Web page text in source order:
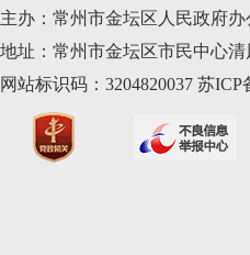
主办：常州市金坛区人民政府
地址：常州市金坛区市民中心
网站标识码：3204820037 苏ICP